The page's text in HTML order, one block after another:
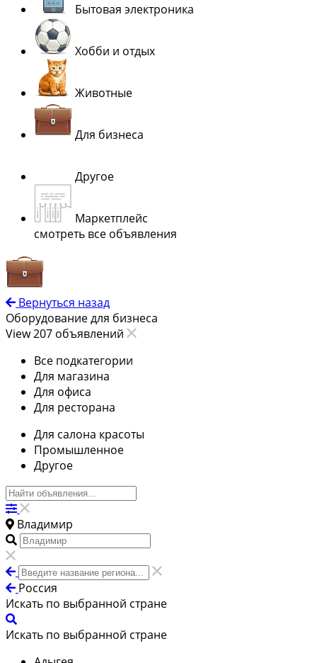
Бытовая электроника
Хобби и отдых
Животные
Для бизнеса
Другое
Маркетплейс
смотреть все объявления
Вернуться назад
Оборудование для бизнеса
View 207 объявлений
Все подкатегории
Для магазина
Для офиса
Для ресторана
Для салона красоты
Промышленное
Другое
Владимир
Россия
Искать по выбранной стране
Искать по выбранной стране